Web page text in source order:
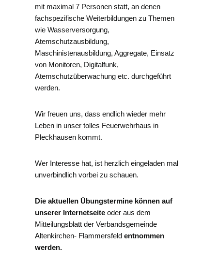
mit maximal 7 Personen statt, an denen
fachspezifische Weiterbildungen zu Themen
wie Wasserversorgung,
Atemschutzausbildung,
Maschinistenausbildung, Aggregate, Einsatz
von Monitoren, Digitalfunk,
Atemschutzüberwachung etc. durchgeführt
werden.
Wir freuen uns, dass endlich wieder mehr
Leben in unser tolles Feuerwehrhaus in
Pleckhausen kommt.
Wer Interesse hat, ist herzlich eingeladen mal
unverbindlich vorbei zu schauen.
Die aktuellen Übungstermine können auf
unserer Internetseite oder aus dem
Mitteilungsblatt der Verbandsgemeinde
Altenkirchen- Flammersfeld entnommen
werden.